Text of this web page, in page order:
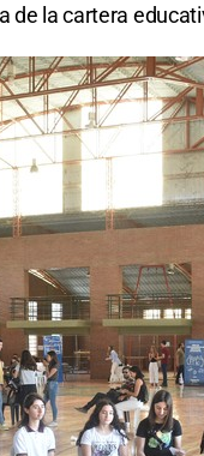
de la cartera